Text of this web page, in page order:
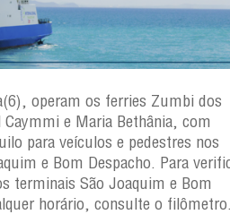
operam os ferries Zumbi dos
e Maria Bethânia, com
para veículos e pedestres nos
e Bom Despacho. Para
terminais São Joaquim e Bom
horário, consulte o